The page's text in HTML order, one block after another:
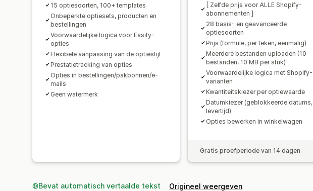
15 optiesoorten, 100+ templates
Onbeperkte optiesets, producten en
bestellingen
Voorwaardelijke logica voor Easify-
opties
Flexibele aanpassing van de optiestijl
Prestatietracking van opties
Opties in bestellingen/pakbonnen/e-
mails
Geen watermerk
[ Zelfde prijs voor ALLE Shopify-
abonnementen ]
28 basis- en geavanceerde
optiesoorten
Prijs (formule, per teken, eenmalig)
Meerdere bestanden uploaden (10
bestanden, 10 MB per stuk)
Voorwaardelijke logica met Shopify-
varianten
Kwantiteitskiezer per optiewaarde
Datumkiezer (geblokkeerde datums,
levertijd)
Opties bewerken in winkelwagen
Gratis proefperiode van 14 dagen
Bevat automatisch vertaalde tekst Origineel weergeven